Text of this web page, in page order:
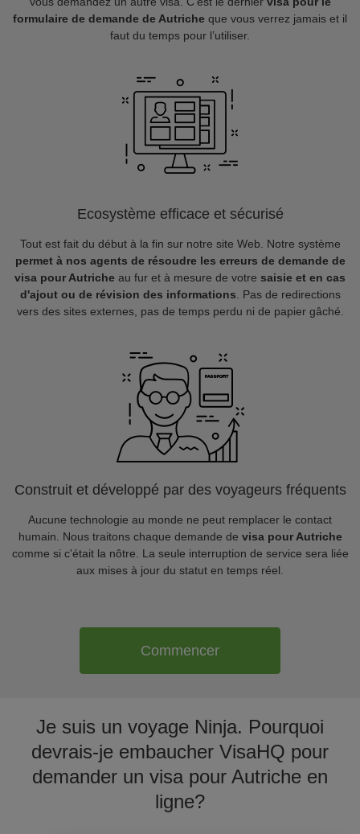
formulaire de demande de Autriche que vous verrez jamais et il
faut du temps pour l’utiliser.
Ecosystème efficace et sécurisé
Tout est fait du début à la fin sur notre site Web. Notre système
permet à nos agents de résoudre les erreurs de demande de
visa pour Autriche au fur et à mesure de votre saisie et en cas
d'ajout ou de révision des informations . Pas de redirections
vers des sites externes, pas de temps perdu ni de papier gâché.
Construit et développé par des voyageurs fréquents
Aucune technologie au monde ne peut remplacer le contact
humain. Nous traitons chaque demande de visa pour Autriche
comme si c'était la nôtre. La seule interruption de service sera liée
aux mises à jour du statut en temps réel.
Commencer
Je suis un voyage Ninja. Pourquoi
devrais-je embaucher VisaHQ pour
demander un visa pour Autriche en
ligne?